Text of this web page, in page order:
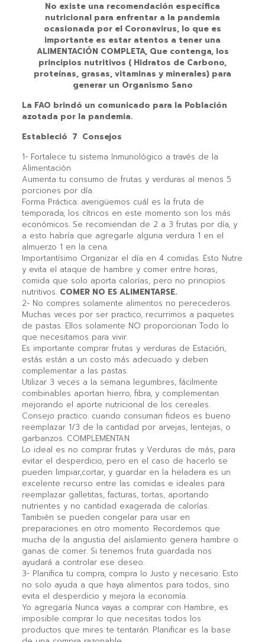
No existe una recomendación específica
nutricional para enfrentar a la pandemia
ocasionada por el Coronavirus, lo que es
importante es estar atentos a tener una
ALIMENTACIÓN COMPLETA, Que contenga, los
principios nutritivos ( Hidratos de Carbono,
proteínas, grasas, vitaminas y minerales) para
generar un Organismo Sano
La FAO brindó un comunicado para la Población
azotada por la pandemia.
Estableció 7 Consejos
1- Fortalece tu sistema Inmunológico a través de la
Alimentación
Aumenta tu consumo de frutas y verduras al menos 5
porciones por día
Forma Práctica: averigüemos cuál es la fruta de
temporada, los cítricos en este momento son los más
económicos. Se recomiendan de 2 a 3 frutas por día, y
a esto habría que agregarle alguna verdura 1 en el
almuerzo 1 en la cena.
Importantísimo Organizar el día en 4 comidas. Esto Nutre
y evita el ataque de hambre y comer entre horas,
comida que solo aporta calorías, pero no principios
nutritivos. COMER NO ES ALIMENTARSE.
2- No compres solamente alimentos no perecederos.
Muchas veces por ser practico, recurrimos a paquetes
de pastas. Ellos solamente NO proporcionan Todo lo
que necesitamos para vivir.
Es importante comprar frutas y verduras de Estación,
estás están a un costo más adecuado y deben
complementar a las pastas.
Utilizar 3 veces a la semana legumbres, fácilmente
combinables aportan hierro, fibra, y complementan
mejorando el aporte nutricional de los cereales.
Consejo practico. cuando consuman fideos es bueno
reemplazar 1/3 de la cantidad por arvejas, lentejas, o
garbanzos. COMPLEMENTAN
Lo ideal es no comprar frutas y Verduras de más, para
evitar el desperdicio, pero en el caso de hacerlo se
pueden limpiar,cortar, y guardar en la heladera es un
excelente recurso entre las comidas e ideales para
reemplazar galletitas, facturas, tortas, aportando
nutrientes y no cantidad exagerada de calorías.
También se pueden congelar para usar en
preparaciones en otro momento. Recordemos que
mucha de la angustia del aislamiento genera hambre o
ganas de comer. Si tenemos fruta guardada nos
ayudará a controlar ese deseo.
3- Planifica tu compra, compra lo Justo y necesario. Esto
no solo ayuda a que haya alimentos para todos, sino
evita el desperdicio y mejora la economía.
Yo agregaría Nunca vayas a comprar con Hambre, es
imposible comprar lo que necesitas todos los
productos que mires te tentarán. Planificar es la base